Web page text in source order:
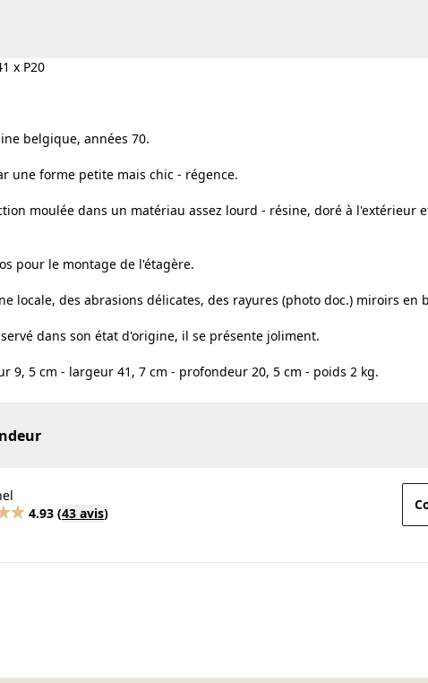
x P20
belgique, années 70.
une forme petite mais chic - régence.
moulée dans un matériau assez lourd - résine, doré à l'extérieur
pour le montage de l'étagère.
locale, des abrasions délicates, des rayures (photo doc.) miroirs en
dans son état d'origine, il se présente joliment.
9, 5 cm - largeur 41, 7 cm - profondeur 20, 5 cm - poids 2 kg.
4.93 (43 avis)